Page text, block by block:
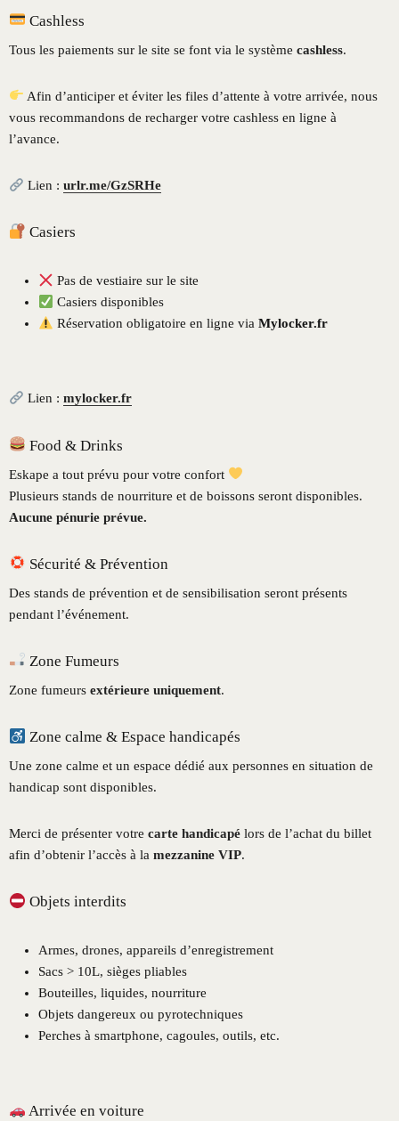
Cashless
Tous les paiements sur le site se font via le système cashless.
Afin d’anticiper et éviter les files d’attente à votre arrivée, nous
vous recommandons de recharger votre cashless en ligne à
l’avance.
Lien :urlr.me/GzSRHe
Casiers
Pas de vestiaire sur le site
Casiers disponibles
Réservation obligatoire en ligne viaMylocker.fr
Lien :mylocker.fr
Food & Drinks
Eskape a tout prévu pour votre confort
Plusieurs stands de nourriture et de boissons seront disponibles.
Aucune pénurie prévue.
Sécurité & Prévention
Des stands de prévention et de sensibilisation seront présents
pendant l’événement.
Zone Fumeurs
Zone fumeurs extérieure uniquement.
Zone calme & Espace handicapés
Une zone calme et un espace dédié aux personnes en situation de
handicap sont disponibles.
Merci de présenter votre carte handicapé lors de l’achat du billet
afin d’obtenir l’accès à la mezzanine VIP.
Objets interdits
Armes, drones, appareils d’enregistrement
Sacs > 10L, sièges pliables
Bouteilles, liquides, nourriture
Objets dangereux ou pyrotechniques
Perches à smartphone, cagoules, outils, etc.
Arrivée en voiture